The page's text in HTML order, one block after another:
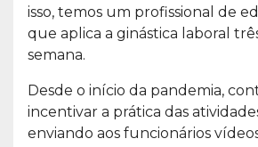
isso, temos um profissional de
que aplica a ginástica laboral
semana.
Desde o início da pandemia,
incentivar a prática das
enviando aos funcionários